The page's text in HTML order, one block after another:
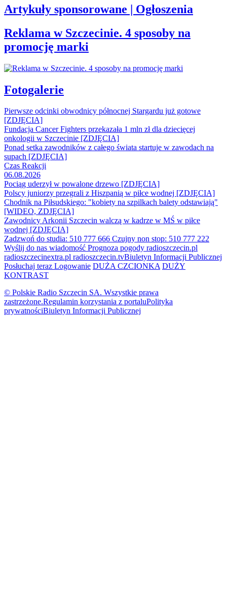
Artykuły sponsorowane | Ogłoszenia
Reklama w Szczecinie. 4 sposoby na
promocję marki
Fotogalerie
Pierwsze odcinki obwodnicy północnej Stargardu już gotowe
[ZDJĘCIA]
Fundacja Cancer Fighters przekazała 1 mln zł dla dziecięcej
onkologii w Szczecinie [ZDJĘCIA]
Ponad setka zawodników z całego świata startuje w zawodach na
supach [ZDJĘCIA]
Czas Reakcji
06.08.2026
Pociąg uderzył w powalone drzewo [ZDJĘCIA]
Polscy juniorzy przegrali z Hiszpanią w piłce wodnej [ZDJĘCIA]
Chodnik na Piłsudskiego: "kobiety na szpilkach balety odstawiają"
[WIDEO, ZDJĘCIA]
Zawodnicy Arkonii Szczecin walczą w kadrze w MŚ w piłce
wodnej [ZDJĘCIA]
Zadzwoń do studia: 510 777 666 Czujny non stop: 510 777 222
Wyślij do nas wiadomość Prognoza pogody radioszczecin.pl
radioszczecinextra.pl radioszczecin.tvBiuletyn Informacji Publicznej
Posłuchaj teraz Logowanie DUŻA CZCIONKA DUŻY
KONTRAST
© Polskie Radio Szczecin SA. Wszystkie prawa
zastrzeżone.Regulamin korzystania z portaluPolityka
prywatnościBiuletyn Informacji Publicznej